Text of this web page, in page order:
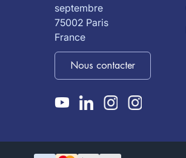
septembre
75002 Paris
France
Nous contacter